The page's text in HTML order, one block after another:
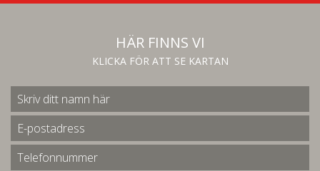
HÄR FINNS VI
KLICKA FÖR ATT SE KARTAN